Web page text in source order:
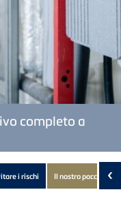
completo a
i rischi Il nostro pacchetto
‹